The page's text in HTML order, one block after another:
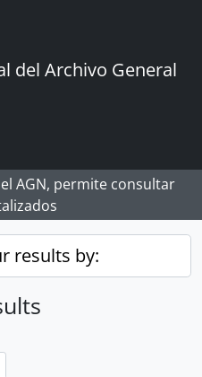
del Archivo General
AGN, permite consultar
results by: